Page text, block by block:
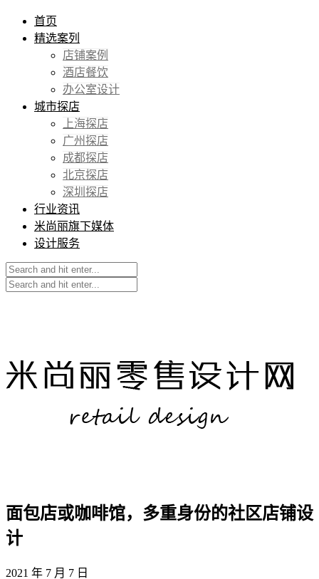
首页
精选案列
店铺案例
酒店餐饮
办公室设计
城市探店
上海探店
广州探店
成都探店
北京探店
深圳探店
行业资讯
米尚丽旗下媒体
设计服务
面包店或咖啡馆，多重身份的社区店铺设
计
2021 年 7 月 7 日